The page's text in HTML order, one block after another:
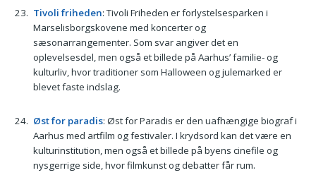
Tivoli friheden: Tivoli Friheden er forlystelsesparken i
Marselisborgskovene med koncerter og
sæsonarrangementer. Som svar angiver det en
oplevelsesdel, men også et billede på Aarhus’ familie- og
kulturliv, hvor traditioner som Halloween og julemarked er
blevet faste indslag.
Øst for paradis: Øst for Paradis er den uafhængige biograf i
Aarhus med artfilm og festivaler. I krydsord kan det være en
kulturinstitution, men også et billede på byens cinefile og
nysgerrige side, hvor filmkunst og debatter får rum.